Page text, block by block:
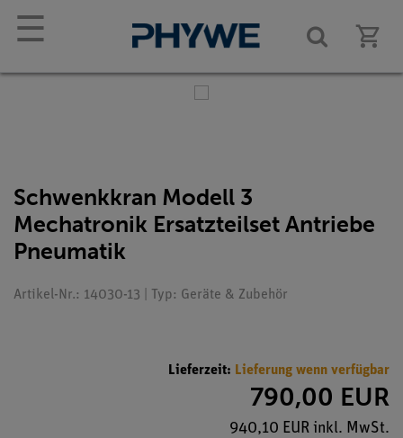
☰
Schwenkkran Modell 3
Mechatronik Ersatzteilset Antriebe
Pneumatik
Artikel-Nr.: 14030-13 | Typ: Geräte & Zubehör
Lieferzeit: Lieferung wenn verfügbar
790,00 EUR
940,10 EUR inkl. MwSt.